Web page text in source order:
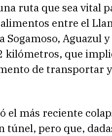
ruta que sea vital
entre el
Sogamoso, Aguazul
kilómetros, que
de transportar
el más reciente
túnel, pero que,